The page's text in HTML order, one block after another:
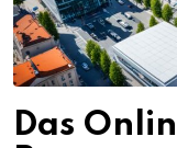
Das